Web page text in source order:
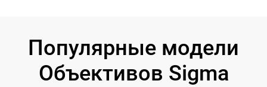
Популярные модели
Объективов Sigma